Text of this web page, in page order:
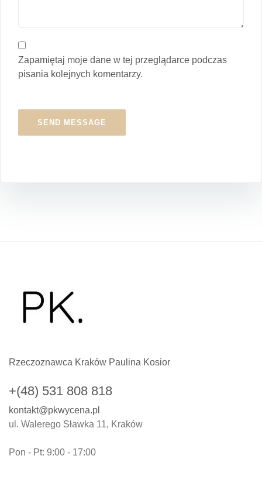
Zapamiętaj moje dane w tej przeglądarce podczas
pisania kolejnych komentarzy.
Rzeczoznawca Kraków Paulina Kosior
+(48) 531 808 818
kontakt@pkwycena.pl
ul. Walerego Sławka 11, Kraków
Pon - Pt: 9:00 - 17:00